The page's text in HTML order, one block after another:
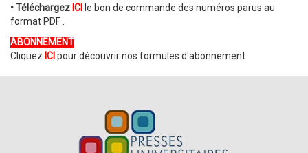
• Téléchargez ICI le bon de commande des numéros parus au
format PDF .
ABONNEMENT
Cliquez ICI pour découvrir nos formules d'abonnement.